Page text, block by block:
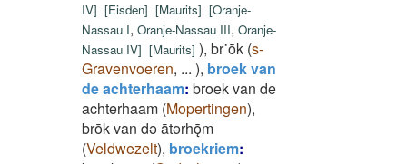
IV] [Eisden] [Maurits] [Oranje-
Nassau I, Oranje-Nassau III, Oranje-
Nassau IV] [Maurits] ), br˙ōk (s-
Gravenvoeren, ... ), broek van
de achterhaam: broek van de
achterhaam (Mopertingen),
brōk van dǝ ātǝrhǭm
(Veldwezelt), broekriem: